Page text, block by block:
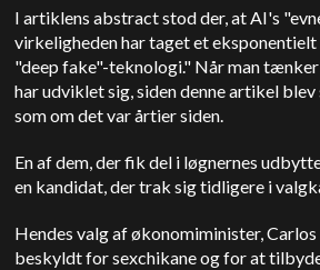
I artiklens abstract stod der, at AI's
virkeligheden har taget et
"deep fake"-teknologi." Når man tænker
har udviklet sig, siden denne artikel
som om det var årtier siden.
En af dem, der fik del i løgnernes
en kandidat, der trak sig tidligere i
Hendes valg af økonomiminister,
beskyldt for sexchikane og for at